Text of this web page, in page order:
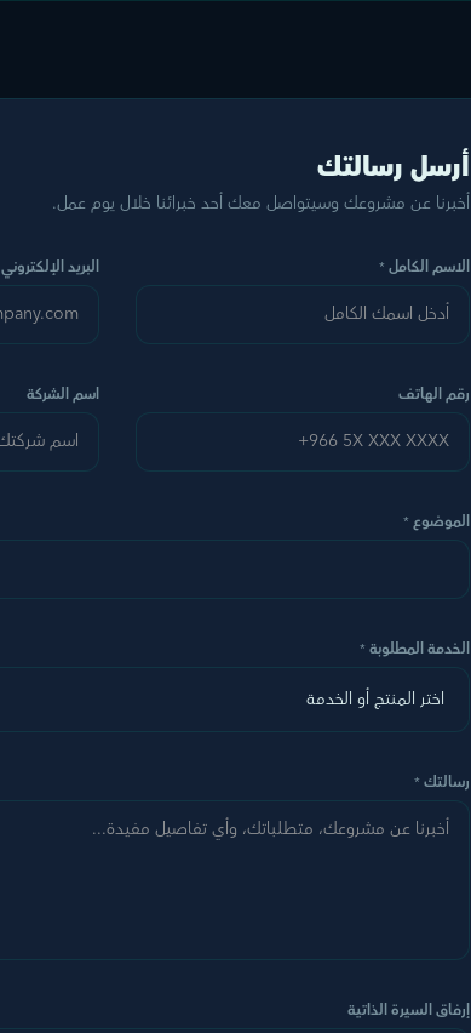
أرسل رسالتك
أخبرنا عن مشروعك وسيتواصل معك أحد خبرائنا خلال يوم عمل.
الاسم الكامل * البريد الإلكتروني
رقم الهاتف اسم الشركة
الموضوع *
الخدمة المطلوبة *
رسالتك *
إرفاق السيرة الذاتية